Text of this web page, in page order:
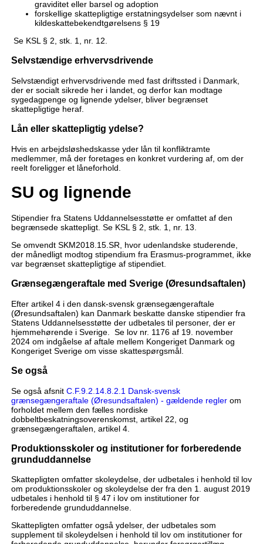
graviditet eller barsel og adoption
forskellige skattepligtige erstatningsydelser som nævnt i
kildeskattebekendtgørelsens § 19
Se KSL § 2, stk. 1, nr. 12.
Selvstændige erhvervsdrivende
Selvstændigt erhvervsdrivende med fast driftssted i Danmark,
der er socialt sikrede her i landet, og derfor kan modtage
sygedagpenge og lignende ydelser, bliver begrænset
skattepligtige heraf.
Lån eller skattepligtig ydelse?
Hvis en arbejdsløshedskasse yder lån til konfliktramte
medlemmer, må der foretages en konkret vurdering af, om der
reelt foreligger et låneforhold.
SU og lignende
Stipendier fra Statens Uddannelsesstøtte er omfattet af den
begrænsede skattepligt. Se KSL § 2, stk. 1, nr. 13.
Se omvendt SKM2018.15.SR, hvor udenlandske studerende,
der månedligt modtog stipendium fra Erasmus-programmet, ikke
var begrænset skattepligtige af stipendiet.
Grænsegængeraftale med Sverige (Øresundsaftalen)
Efter artikel 4 i den dansk-svensk grænsegængeraftale
(Øresundsaftalen) kan Danmark beskatte danske stipendier fra
Statens Uddannelsesstøtte der udbetales til personer, der er
hjemmehørende i Sverige. Se lov nr. 1176 af 19. november
2024 om indgåelse af aftale mellem Kongeriget Danmark og
Kongeriget Sverige om visse skattespørgsmål.
Se også
Se også afsnit C.F.9.2.14.8.2.1 Dansk-svensk
grænsegængeraftale (Øresundsaftalen) - gældende reglerom
forholdet mellem den fælles nordiske
dobbeltbeskatningsoverenskomst, artikel 22, og
grænsegængeraftalen, artikel 4.
Produktionsskoler og institutioner for forberedende
grunduddannelse
Skattepligten omfatter skoleydelse, der udbetales i henhold til lov
om produktionsskoler og skoleydelse der fra den 1. august 2019
udbetales i henhold til § 47 i lov om institutioner for
forberedende grunduddannelse.
Skattepligten omfatter også ydelser, der udbetales som
supplement til skoleydelsen i henhold til lov om institutioner for